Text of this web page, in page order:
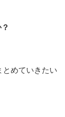
とめていきたい